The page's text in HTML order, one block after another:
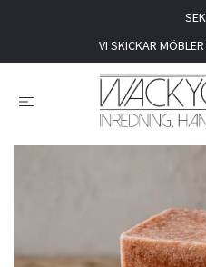
SEK
VI SKICKAR